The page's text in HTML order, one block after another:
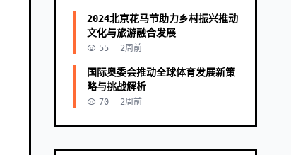
2024北京花马节助力乡村振兴推动
文化与旅游融合发展
55 2周前
国际奥委会推动全球体育发展新策
略与挑战解析
70 2周前